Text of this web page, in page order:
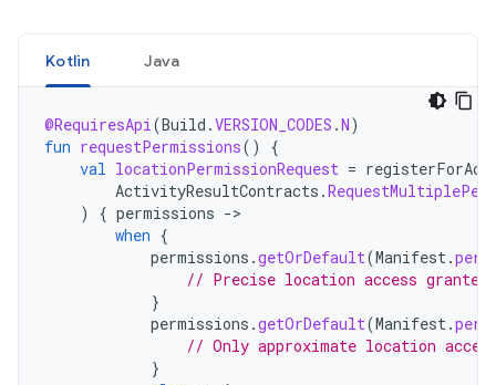
Kotlin Java
@RequiresApi (Build .VERSION_CODES .N)
fun requestPermissions()
{
val locationPermissionRequest =
ActivityResultContracts .
)
{ permissions -
when {
permissions .getOrDefault(Manifest .
// Precise location access granted.
}
permissions .getOrDefault(Manifest .
// Only approximate location
}